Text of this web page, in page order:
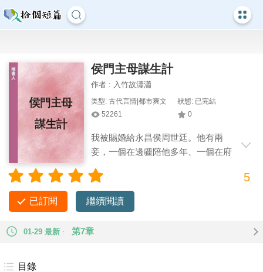
侯門主母謀生計
作者 : 入竹故瀟瀟
类型: 古代言情|都市爽文
狀態: 已完結
52261
0
我被賜婚給永昌侯周世廷。他有兩
妾，一個在邊疆陪他多年、一個在府
話我即將入火坑；我母親也憂心忡忡。 只我看得開。「無妨，
我能應付，高門主母做起來也容易。」 #短篇 #古代 #爽文
5
已訂閱 繼續閱讀
01-29 最新 第7章
目錄